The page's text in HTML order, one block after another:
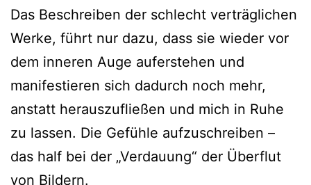
Das Beschreiben der schlecht verträglichen
Werke, führt nur dazu, dass sie wieder vor
dem inneren Auge auferstehen und
manifestieren sich dadurch noch mehr,
anstatt herauszufließen und mich in Ruhe
zu lassen. Die Gefühle aufzuschreiben –
das half bei der „Verdauung“ der Überflut
von Bildern.